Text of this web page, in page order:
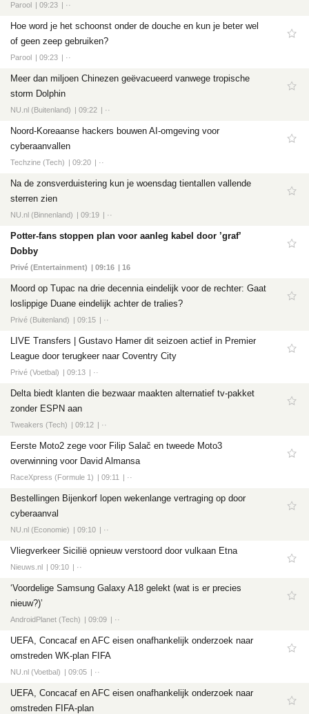
Parool 09:23 ··
Hoe word je het schoonst onder de douche en kun je beter wel
of geen zeep gebruiken?
Parool 09:23 ··
Meer dan miljoen Chinezen geëvacueerd vanwege tropische
storm Dolphin
NU.nl (Buitenland) 09:22 ··
Noord-Koreaanse hackers bouwen AI-omgeving voor
cyberaanvallen
Techzine (Tech) 09:20 ··
Na de zonsverduistering kun je woensdag tientallen vallende
sterren zien
NU.nl (Binnenland) 09:19 ··
Potter-fans stoppen plan voor aanleg kabel door ’graf’
Dobby
Privé (Entertainment) 09:16 16
Moord op Tupac na drie decennia eindelijk voor de rechter: Gaat
loslippige Duane eindelijk achter de tralies?
Privé (Buitenland) 09:15 ··
LIVE Transfers | Gustavo Hamer dit seizoen actief in Premier
League door terugkeer naar Coventry City
Privé (Voetbal) 09:13 ··
Delta biedt klanten die bezwaar maakten alternatief tv-pakket
zonder ESPN aan
Tweakers (Tech) 09:12 ··
Eerste Moto2 zege voor Filip Salač en tweede Moto3
overwinning voor David Almansa
RaceXpress (Formule 1) 09:11 ··
Bestellingen Bijenkorf lopen wekenlange vertraging op door
cyberaanval
NU.nl (Economie) 09:10 ··
Vliegverkeer Sicilië opnieuw verstoord door vulkaan Etna
Nieuws.nl 09:10 ··
‘Voordelige Samsung Galaxy A18 gelekt (wat is er precies
nieuw?)’
AndroidPlanet (Tech) 09:09 ··
UEFA, Concacaf en AFC eisen onafhankelijk onderzoek naar
omstreden WK-plan FIFA
NU.nl (Voetbal) 09:05 ··
UEFA, Concacaf en AFC eisen onafhankelijk onderzoek naar
omstreden FIFA-plan